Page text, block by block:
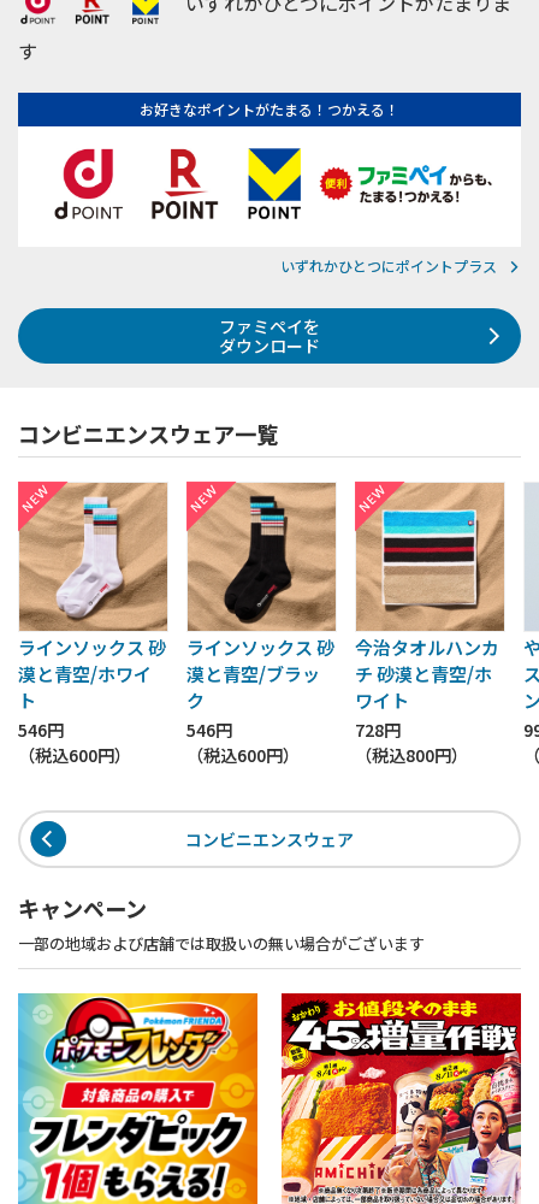
す
お好きなポイントがたまる！つかえる！
いずれかひとつにポイントプラス
ファミペイを
ダウンロード
コンビニエンスウェア一覧
ラインソックス 砂
漠と青空/ホワイ
ト
546円
（税込600円）
ラインソックス 砂
漠と青空/ブラッ
ク
546円
（税込600円）
今治タオルハンカ
チ 砂漠と青空/ホ
ワイト
728円
（税込800円）
コンビニエンスウェア
キャンペーン
一部の地域および店舗では取扱いの無い場合がございます